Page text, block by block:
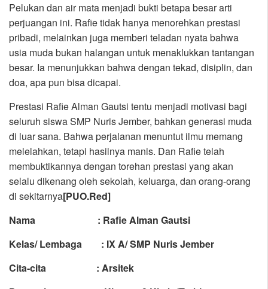
Pelukan dan air mata menjadi bukti betapa besar arti
perjuangan ini. Rafie tidak hanya menorehkan prestasi
pribadi, melainkan juga memberi teladan nyata bahwa
usia muda bukan halangan untuk menaklukkan tantangan
besar. Ia menunjukkan bahwa dengan tekad, disiplin, dan
doa, apa pun bisa dicapai.
Prestasi Rafie Alman Gautsi tentu menjadi motivasi bagi
seluruh siswa SMP Nuris Jember, bahkan generasi muda
di luar sana. Bahwa perjalanan menuntut ilmu memang
melelahkan, tetapi hasilnya manis. Dan Rafie telah
membuktikannya dengan torehan prestasi yang akan
selalu dikenang oleh sekolah, keluarga, dan orang-orang
di sekitarnya[PUO.Red]
Nama : Rafie Alman Gautsi
Kelas/ Lembaga : IX A/ SMP Nuris Jember
Cita-cita : Arsitek